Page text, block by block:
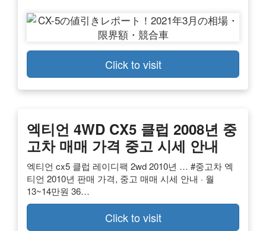
Click to visit
엑티언 4WD CX5 클럽 2008년 중
고차 매매 가격 중고 시세 안내
엑티언 cx5 클럽 레이디팩 2wd 2010년 … #중고차 엑
티언 2010년 판매 가격, 중고 매매 시세 안내 · 월
13~14만원 36…
Click to visit